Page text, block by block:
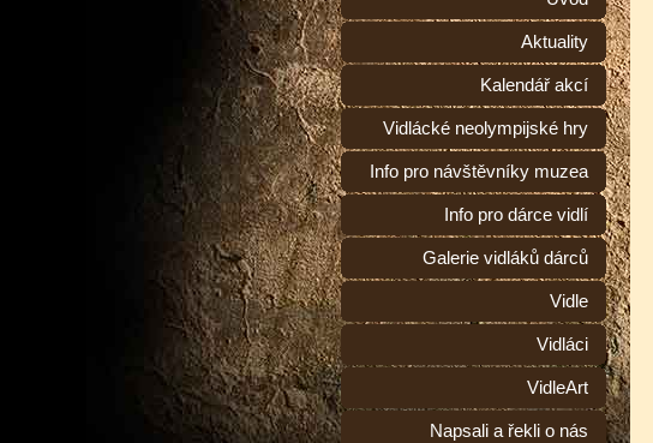
Aktuality
Kalendář akcí
Vidlácké neolympijské hry
Info pro návštěvníky muzea
Info pro dárce vidlí
Galerie vidláků dárců
Vidle
Vidláci
VidleArt
Napsali a řekli o nás